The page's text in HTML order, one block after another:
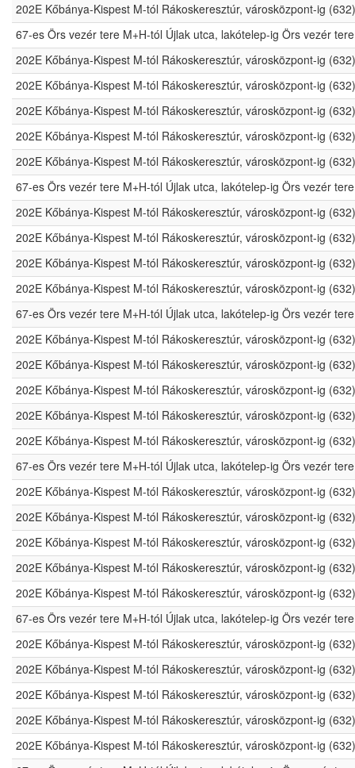
202E Kőbánya-Kispest M-tól Rákoskeresztúr, városközpont-ig (632)
67-es Örs vezér tere M+H-tól Újlak utca, lakótelep-ig Örs vezér
202E Kőbánya-Kispest M-tól Rákoskeresztúr, városközpont-ig (632)
202E Kőbánya-Kispest M-tól Rákoskeresztúr, városközpont-ig (632)
202E Kőbánya-Kispest M-tól Rákoskeresztúr, városközpont-ig (632)
202E Kőbánya-Kispest M-tól Rákoskeresztúr, városközpont-ig (632)
202E Kőbánya-Kispest M-tól Rákoskeresztúr, városközpont-ig (632)
67-es Örs vezér tere M+H-tól Újlak utca, lakótelep-ig Örs vezér
202E Kőbánya-Kispest M-tól Rákoskeresztúr, városközpont-ig (632)
202E Kőbánya-Kispest M-tól Rákoskeresztúr, városközpont-ig (632)
202E Kőbánya-Kispest M-tól Rákoskeresztúr, városközpont-ig (632)
202E Kőbánya-Kispest M-tól Rákoskeresztúr, városközpont-ig (632)
67-es Örs vezér tere M+H-tól Újlak utca, lakótelep-ig Örs vezér
202E Kőbánya-Kispest M-tól Rákoskeresztúr, városközpont-ig (632)
202E Kőbánya-Kispest M-tól Rákoskeresztúr, városközpont-ig (632)
202E Kőbánya-Kispest M-tól Rákoskeresztúr, városközpont-ig (632)
202E Kőbánya-Kispest M-tól Rákoskeresztúr, városközpont-ig (632)
202E Kőbánya-Kispest M-tól Rákoskeresztúr, városközpont-ig (632)
67-es Örs vezér tere M+H-tól Újlak utca, lakótelep-ig Örs vezér
202E Kőbánya-Kispest M-tól Rákoskeresztúr, városközpont-ig (632)
202E Kőbánya-Kispest M-tól Rákoskeresztúr, városközpont-ig (632)
202E Kőbánya-Kispest M-tól Rákoskeresztúr, városközpont-ig (632)
202E Kőbánya-Kispest M-tól Rákoskeresztúr, városközpont-ig (632)
202E Kőbánya-Kispest M-tól Rákoskeresztúr, városközpont-ig (632)
67-es Örs vezér tere M+H-tól Újlak utca, lakótelep-ig Örs vezér
202E Kőbánya-Kispest M-tól Rákoskeresztúr, városközpont-ig (632)
202E Kőbánya-Kispest M-tól Rákoskeresztúr, városközpont-ig (632)
202E Kőbánya-Kispest M-tól Rákoskeresztúr, városközpont-ig (632)
202E Kőbánya-Kispest M-tól Rákoskeresztúr, városközpont-ig (632)
202E Kőbánya-Kispest M-tól Rákoskeresztúr, városközpont-ig (632)